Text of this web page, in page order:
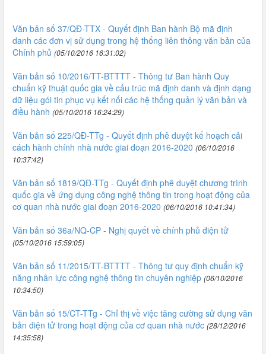
Văn bản số 37/QĐ-TTX - Quyết định Ban hành Bộ mã định
danh các đơn vị sử dụng trong hệ thống liên thông văn bản của
Chính phủ (05/10/2016 16:31:02)
Văn bản số 10/2016/TT-BTTTT - Thông tư Ban hành Quy
chuẩn kỹ thuật quốc gia về cấu trúc mã định danh và định dạng
dữ liệu gói tin phục vụ kết nối các hệ thống quản lý văn bản và
điều hành (05/10/2016 16:24:29)
Văn bản số 225/QĐ-TTg - Quyết định phê duyệt kế hoạch cải
cách hành chính nhà nước giai đoạn 2016-2020 (06/10/2016
10:37:42)
Văn bản số 1819/QĐ-TTg - Quyết định phê duyệt chương trình
quốc gia về ứng dụng công nghệ thông tin trong hoạt động của
cơ quan nhà nước giai đoạn 2016-2020 (06/10/2016 10:41:34)
Văn bản số 36a/NQ-CP - Nghị quyết về chính phủ điện tử
(05/10/2016 15:59:05)
Văn bản số 11/2015/TT-BTTTT - Thông tư quy định chuẩn kỹ
năng nhân lực công nghệ thông tin chuyên nghiệp (06/10/2016
10:34:50)
Văn bản số 15/CT-TTg - Chỉ thị về việc tăng cường sử dụng văn
bản điện tử trong hoạt động của cơ quan nhà nước (28/12/2016
14:35:58)